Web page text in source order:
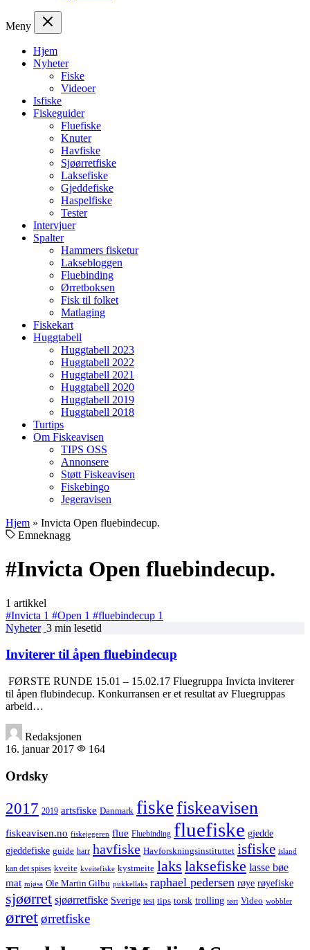
Meny
Hjem
Nyheter
Fiske
Videoer
Isfiske
Fiskeguider
Fluefiske
Knuter
Havfiske
Sjøørretfiske
Laksefiske
Gjeddefiske
Haspelfiske
Tester
Intervjuer
Spalter
Hammers fisketur
Laksebloggen
Fluebinding
Ørretboksen
Fisk til folket
Matlaging
Fiskekart
Huggtabell
Huggtabell 2023
Huggtabell 2022
Huggtabell 2021
Huggtabell 2020
Huggtabell 2019
Huggtabell 2018
Turtips
Om Fiskeavisen
TIPS OSS
Annonsere
Støtt Fiskeavisen
Fiskebingo
Jegeravisen
Hjem » Invicta Open fluebindecup.
Emneknagg
#Invicta Open fluebindecup.
1 artikkel
#Invicta 1 #Open 1 #fluebindecup 1
Nyheter 3 min lesetid
Inviterer til åpen fluebindecup
FØRSTE RUNDE 15.01 – ­15.02.17 Fluegruppa Invicta inviterer
til åpen flubindecup. Konkurransen er et resultat av Fluegruppas
arbeid…
Redaksjonen
16. januar 2017
164
Ordsky
2017 2019 artsfiske Danmark fiskefiskeavisen
fiskeavisen.no fiskejegeren flue Fluebinding fluefiske gjedde
gjeddefiske guide harr havfiske Havforskningsinstituttet isfiske island
kan det spises kveite kveitefiske kystmeite laks laksefiske lasse bøe
mat mjøsa Ole Martin Gilbu pukkellaks raphael pedersen røye røyefiske
sjøørret sjøørretfiske Sverige test tips torsk trolling tørt Video wobbler
ørretørretfiske